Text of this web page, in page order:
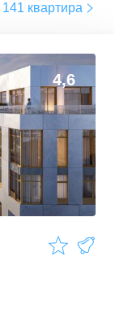
141 квартира
4,6